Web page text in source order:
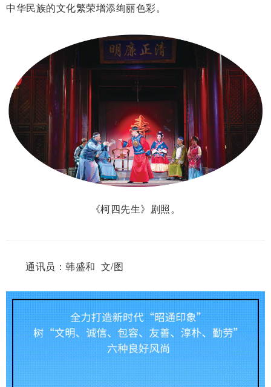
中华民族的文化繁荣增添绚丽色彩。
《柯四先生》剧照。
通讯员：韩盛和 文/图